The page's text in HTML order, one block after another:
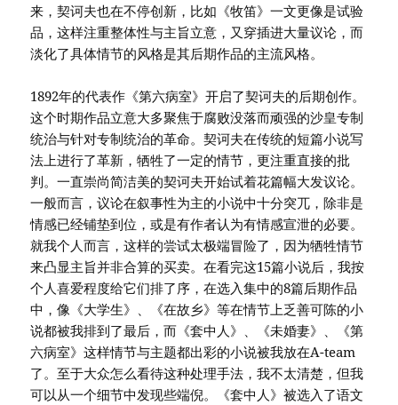
来，契诃夫也在不停创新，比如《牧笛》一文更像是试验
品，这样注重整体性与主旨立意，又穿插进大量议论，而
淡化了具体情节的风格是其后期作品的主流风格。
1892年的代表作《第六病室》开启了契诃夫的后期创作。
这个时期作品立意大多聚焦于腐败没落而顽强的沙皇专制
统治与针对专制统治的革命。契诃夫在传统的短篇小说写
法上进行了革新，牺牲了一定的情节，更注重直接的批
判。一直崇尚简洁美的契诃夫开始试着花篇幅大发议论。
一般而言，议论在叙事性为主的小说中十分突兀，除非是
情感已经铺垫到位，或是有作者认为有情感宣泄的必要。
就我个人而言，这样的尝试太极端冒险了，因为牺牲情节
来凸显主旨并非合算的买卖。在看完这15篇小说后，我按
个人喜爱程度给它们排了序，在选入集中的8篇后期作品
中，像《大学生》、《在故乡》等在情节上乏善可陈的小
说都被我排到了最后，而《套中人》、《未婚妻》、《第
六病室》这样情节与主题都出彩的小说被我放在A-team
了。至于大众怎么看待这种处理手法，我不太清楚，但我
可以从一个细节中发现些端倪。《套中人》被选入了语文